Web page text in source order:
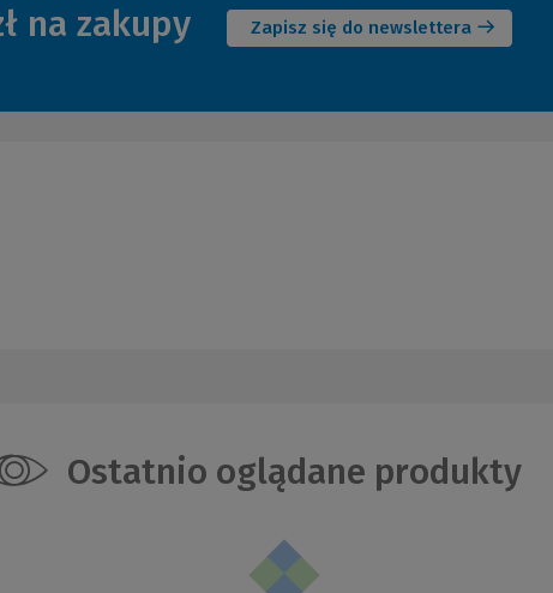
na zakupy Zapisz się do newslettera
okno)
Ostatnio oglądane produkty